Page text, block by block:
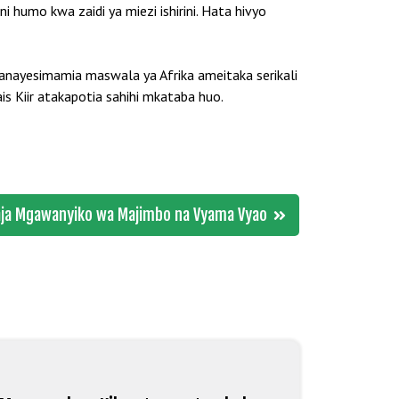
humo kwa zaidi ya miezi ishirini. Hata hivyo
maswala ya Afrika ameitaka serikali
Kiir atakapotia sahihi mkataba huo.
Mgawanyiko wa Majimbo na Vyama Vyao